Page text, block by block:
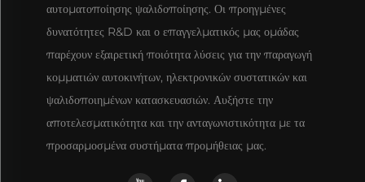
αυτοματοποίησης ψαλιδοποίησης. Οι προηγμένες
δυνατότητες R&D και ο επαγγελματικός μας ομάδας
παρέχουν εξαιρετική ποιότητα λύσεις για την παραγωγή
κομματιών αυτοκινήτων, ηλεκτρονικών συστατικών και
ψαλιδοποιημένων κατασκευασιών. Αυξήστε την
αποτελεσματικότητα και την ανταγωνιστικότητα με τα
προσαρμοσμένα συστήματα προμήθειας μας.